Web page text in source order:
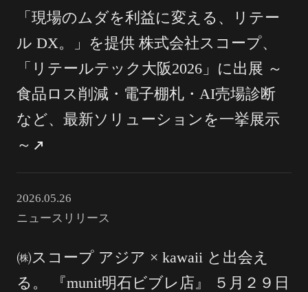
「現場のムダを利益に変える、リテー
ル DX。」を提供 株式会社スコープ、
「リテールテック大阪2026」に出展 ～
食品ロス削減・電子棚札・AI売場診断
など、最新ソリューションを一挙展示
～
2026.05.26
ニュースリリース
㈱スコープ アジア × kawaii と出会え
る。 『munit明石ビブレ店』 ５月２９日